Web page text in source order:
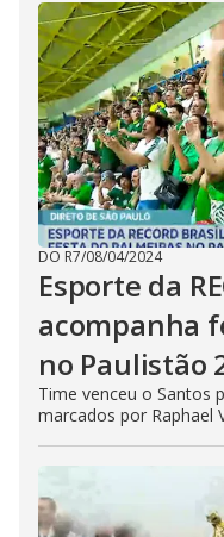
DO R7/08/04/2024
Esporte da
acompanha
no Paulistão
Time venceu o Santos
marcados por Raphael